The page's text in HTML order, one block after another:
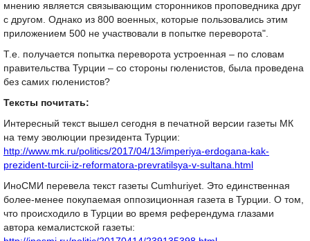
мнению является связывающим сторонников проповедника друг
с другом. Однако из 800 военных, которые пользовались этим
приложением 500 не участвовали в попытке переворота".
Т.е. получается попытка переворота устроенная – по словам
правительства Турции – со стороны гюленистов, была проведена
без самих гюленистов?
Тексты почитать:
Интересный текст вышел сегодня в печатной версии газеты МК
на тему эволюции президента Турции:
http://www.mk.ru/politics/2017/04/13/imperiya-erdogana-kak-
prezident-turcii-iz-reformatora-prevratilsya-v-sultana.html
ИноСМИ перевела текст газеты Cumhuriyet. Это единственная
более-менее покупаемая оппозиционная газета в Турции. О том,
что происходило в Турции во время референдума глазами
автора кемалистской газеты: